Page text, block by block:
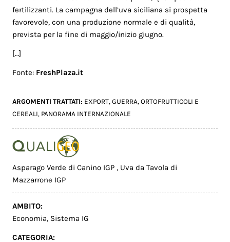
fertilizzanti. La campagna dell’uva siciliana si prospetta
favorevole, con una produzione normale e di qualità,
prevista per la fine di maggio/inizio giugno.
[…]
Fonte: FreshPlaza.it
ARGOMENTI TRATTATI: EXPORT,GUERRA,ORTOFRUTTICOLI E
CEREALI, PANORAMA INTERNAZIONALE
Asparago Verde di Canino IGP, Uva da Tavola di
Mazzarrone IGP
AMBITO:
Economia, Sistema IG
CATEGORIA: